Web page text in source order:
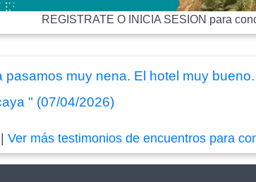
REGISTRATE O INICIA SESION para
muy nena. El hotel muy
" (07/04/2026)
|Ver más testimonios de encuentros para